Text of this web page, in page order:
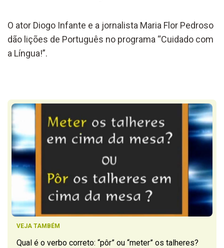
O ator Diogo Infante e a jornalista Maria Flor Pedroso
dão lições de Português no programa “Cuidado com
a Língua!”.
VEJA TAMBÉM
Qual é o verbo correto: “pôr” ou “meter” os talheres?